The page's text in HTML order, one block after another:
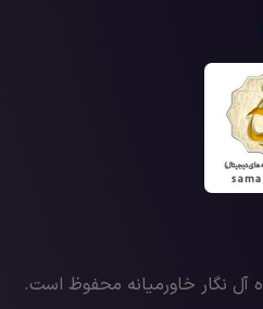
آل نگار خاورمیانه محفوظ است.